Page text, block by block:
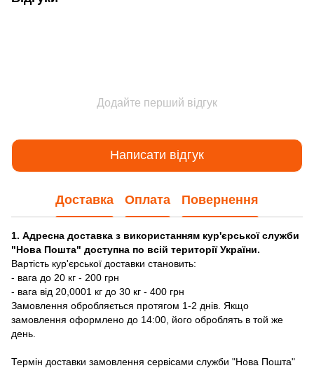
Додайте перший відгук
Написати відгук
Доставка Оплата Повернення
1. Адресна доставка з використанням кур'єрської служби
"Нова Пошта" доступна по всій території України.
Вартість кур'єрської доставки становить:
- вага до 20 кг - 200 грн
- вага від 20,0001 кг до 30 кг - 400 грн
Замовлення обробляється протягом 1-2 днів. Якщо
замовлення оформлено до 14:00, його оброблять в той же
день.
Термін доставки замовлення сервісами служби "Нова Пошта"